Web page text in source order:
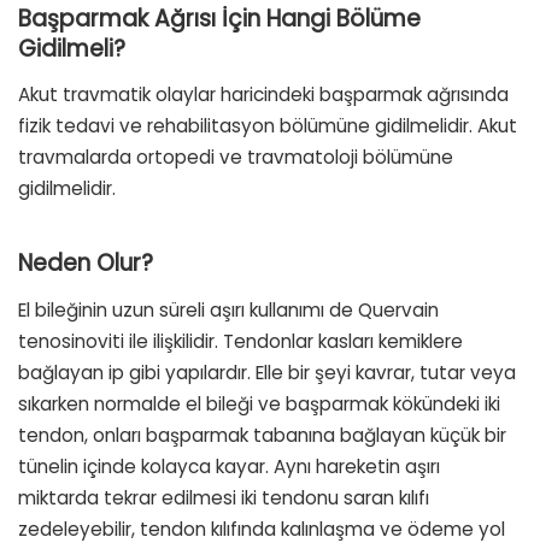
Başparmak Ağrısı İçin Hangi Bölüme
Gidilmeli?
Akut travmatik olaylar haricindeki başparmak ağrısında
fizik tedavi ve rehabilitasyon bölümüne gidilmelidir. Akut
travmalarda ortopedi ve travmatoloji bölümüne
gidilmelidir.
Neden Olur?
El bileğinin uzun süreli aşırı kullanımı de Quervain
tenosinoviti ile ilişkilidir. Tendonlar kasları kemiklere
bağlayan ip gibi yapılardır. Elle bir şeyi kavrar, tutar veya
sıkarken normalde el bileği ve başparmak kökündeki iki
tendon, onları başparmak tabanına bağlayan küçük bir
tünelin içinde kolayca kayar. Aynı hareketin aşırı
miktarda tekrar edilmesi iki tendonu saran kılıfı
zedeleyebilir, tendon kılıfında kalınlaşma ve ödeme yol